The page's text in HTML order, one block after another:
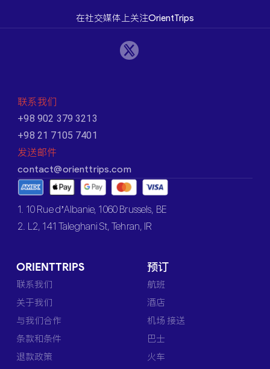
在社交媒体上关注OrientTrips
联系我们
+98 902 379 3213
+98 21 7105 7401
发送邮件
contact@orienttrips.com
1. 10 Rue d’Albanie, 1060 Brussels, BE
2. L2, 141 Taleghani St, Tehran, IR
ORIENTTRIPS
联系我们
关于我们
与我们合作
条款和条件
退款政策
预订
航班
酒店
机场 接送
巴士
火车